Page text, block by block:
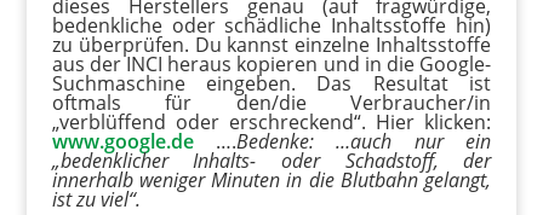
dieses Herstellers genau (auf fragwürdige,
bedenkliche oder schädliche Inhaltsstoffe hin)
zu überprüfen. Du kannst einzelne Inhaltsstoffe
aus der INCI heraus kopieren und in die Google-
Suchmaschine eingeben. Das Resultat ist
oftmals für den/die Verbraucher/in
„verblüffend oder erschreckend“. Hier klicken:
www.google.de….Bedenke: …auch nur ein
„bedenklicher Inhalts- oder Schadstoff, der
innerhalb weniger Minuten in die Blutbahn gelangt,
ist zu viel“.